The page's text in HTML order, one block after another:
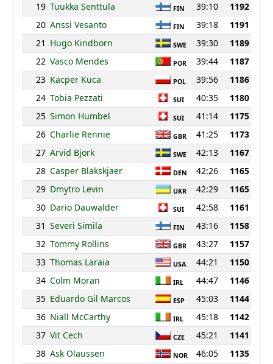
19 Tuukka Senttula FIN 39:10
1192
20 Anssi Vesanto FIN 39:18
1191
21 Hugo Kindborn SWE 39:30
1189
22 Vasco Mendes POR 39:44
1187
23 Kacper Kuca POL 39:56
1186
24 Tobia Pezzati SUI 40:35
1180
25 Simon Humbel SUI 41:14
1175
26 Charlie Rennie GBR 41:25
1173
27 Arvid Bjork SWE 42:13
1167
28 Casper Blakskjaer DEN 42:26
1165
29 Dmytro Levin UKR 42:29
1165
30 Dario Dauwalder SUI 42:58
1161
31 Severi Simila FIN 43:16
1158
32 Tommy Rollins GBR 43:27
1157
33 Thomas Laraia USA 44:21
1150
34 Colm Moran IRL 44:47
1146
35 Eduardo Gil Marcos ESP 45:03
1144
36 Niall McCarthy IRL 45:18
1142
37 Vit Cech CZE 45:21
1141
38 Ask Olaussen NOR 46:05
1135